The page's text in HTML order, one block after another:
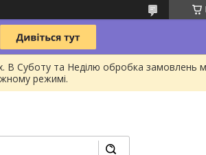
В Суботу та Неділю обробка
режимі.